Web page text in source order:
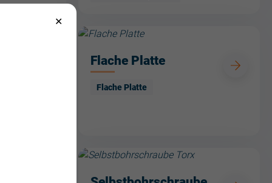
Flache Platte
Flache Platte